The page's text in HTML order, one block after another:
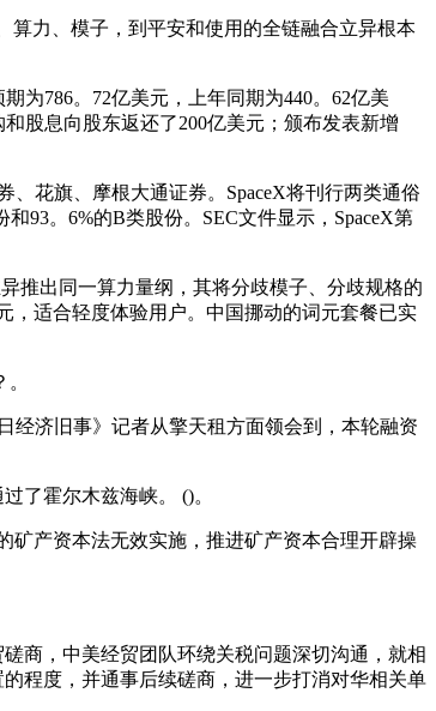
力、模子，到平安和使用的全链融合立异根本
为786。72亿美元，上年同期为440。62亿美
股息向股东返还了200亿美元；颁布发表新增
花旗、摩根大通证券。SpaceX将刊行两类通俗
93。6%的B类股份。SEC文件显示，SpaceX第
推出同一算力量纲，其将分歧模子、分歧规格的
，适合轻度体验用户。中国挪动的词元套餐已实
济旧事》记者从擎天租方面领会到，本轮融资
了霍尔木兹海峡。 ()。
产资本法无效实施，推进矿产资本合理开辟操
商，中美经贸团队环绕关税问题深切沟通，就相
程度，并通事后续磋商，进一步打消对华相关单